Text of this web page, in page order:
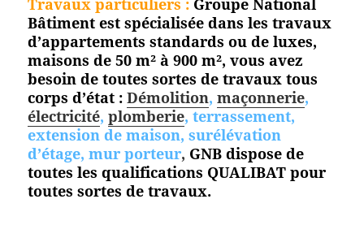
Travaux particuliers : Groupe National
Bâtiment est spécialisée dans les travaux
d’appartements standards ou de luxes,
maisons de 50 m² à 900 m², vous avez
besoin de toutes sortes de travaux tous
corps d’état : Démolition,maçonnerie,
électricité,plomberie, terrassement,
extension de maison, surélévation
d’étage, mur porteur, GNB dispose de
toutes les qualifications QUALIBAT pour
toutessortes de travaux.